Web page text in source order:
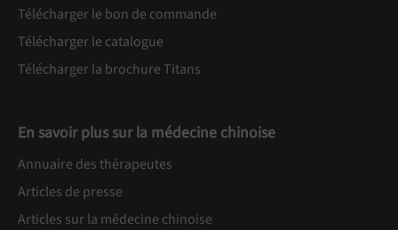
Télécharger le bon de commande
Télécharger le catalogue
Télécharger la brochure Titans
En savoir plus sur la médecine chinoise
Annuaire des thérapeutes
Articles de presse
Articles sur la médecine chinoise